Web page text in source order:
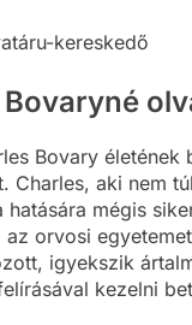
kereskedő
Bovary életének
Charles, aki nem
hatására mégis
orvosi
igyekszik
kezelni